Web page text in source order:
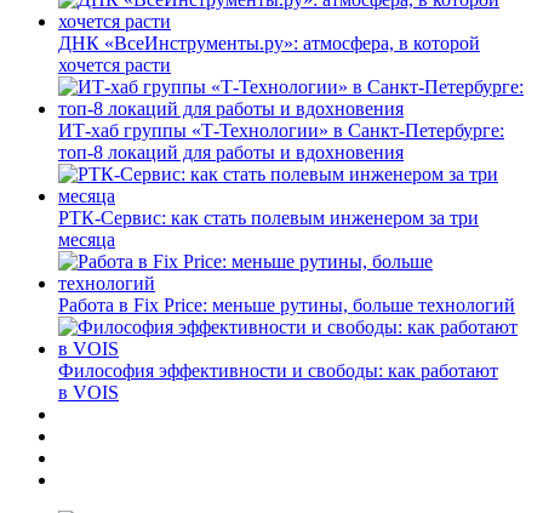
ДНК «ВсеИнструменты.ру»: атмосфера, в которой
хочется расти
ИТ-хаб группы «Т-Технологии» в Санкт-Петербурге:
топ-8 локаций для работы и вдохновения
РТК-Сервис: как стать полевым инженером за три
месяца
Работа в Fix Price: меньше рутины, больше технологий
Философия эффективности и свободы: как работают
в VOIS